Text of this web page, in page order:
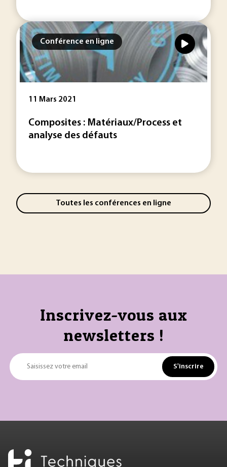
Conférence en ligne
11 Mars 2021
Composites : Matériaux/Process et
analyse des défauts
Toutes les conférences en ligne
Inscrivez-vous aux
newsletters !
Saisissez votre email S'inscrire